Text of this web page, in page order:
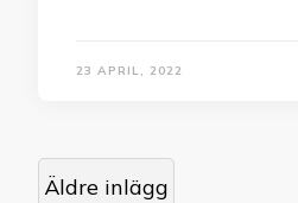
23 APRIL, 2022
Inläggsnavigering
Äldre inlägg